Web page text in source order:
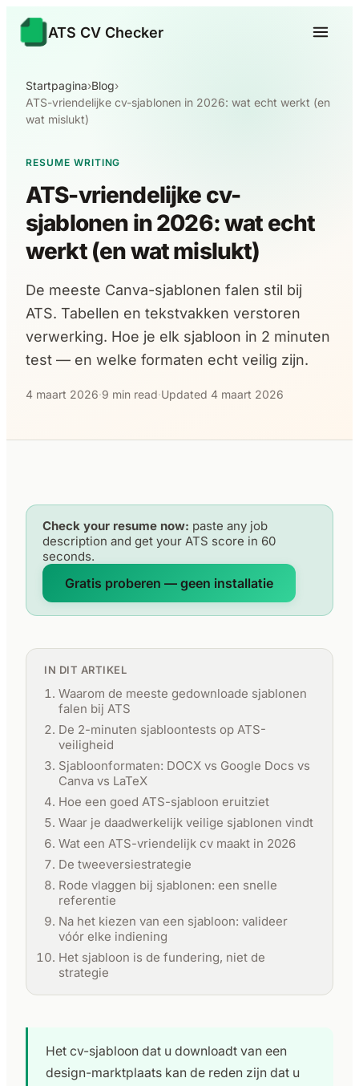
ATS CV Checker
Startpagina›Blog›
ATS-vriendelijke cv-sjablonen in 2026: wat echt werkt (en
wat mislukt)
RESUME WRITING
ATS-vriendelijke cv-
sjablonen in 2026: wat echt
werkt (en wat mislukt)
De meeste Canva-sjablonen falen stil bij
ATS. Tabellen en tekstvakken verstoren
verwerking. Hoe je elk sjabloon in 2 minuten
test — en welke formaten echt veilig zijn.
4 maart 2026·9 min read·Updated 4 maart 2026
Check your resume now: paste any job
description and get your ATS score in 60
seconds.
Gratis proberen — geen installatie
IN DIT ARTIKEL
Waarom de meeste gedownloade sjablonen
falen bij ATS
De 2-minuten sjabloontests op ATS-
veiligheid
Sjabloonformaten: DOCX vs Google Docs vs
Canva vs LaTeX
Hoe een goed ATS-sjabloon eruitziet
Waar je daadwerkelijk veilige sjablonen vindt
Wat een ATS-vriendelijk cv maakt in 2026
De tweeversiestrategie
Rode vlaggen bij sjablonen: een snelle
referentie
Na het kiezen van een sjabloon: valideer
vóór elke indiening
Het sjabloon is de fundering, niet de
strategie
Het cv-sjabloon dat u downloadt van een
design-marktplaats kan de reden zijn dat u